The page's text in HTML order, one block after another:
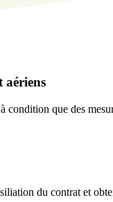
aériens
condition que des
du contrat et